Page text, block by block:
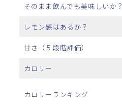
そのまま飲んでも美味しいか？
レモン感はあるか？
甘さ（５段階評価）
カロリー
カロリーランキング